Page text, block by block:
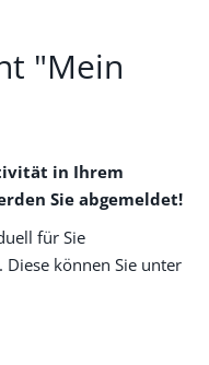
"Mein
in Ihrem
Sie abgemeldet!
für Sie
können Sie unter